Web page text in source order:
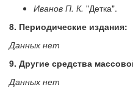
Иванов П. К. "Детка".
8. Периодические издания:
Данных нет
9. Другие средства
Данных нет